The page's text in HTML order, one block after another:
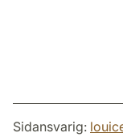
Sidansvarig: